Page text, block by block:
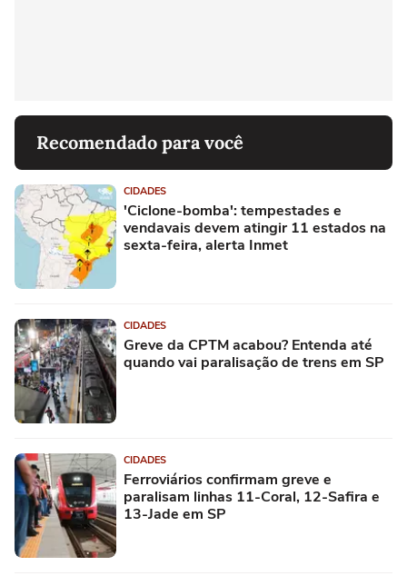
Recomendado para você
CIDADES
'Ciclone-bomba': tempestades e
vendavais devem atingir 11 estados na
sexta-feira, alerta Inmet
CIDADES
Greve da CPTM acabou? Entenda até
quando vai paralisação de trens em SP
CIDADES
Ferroviários confirmam greve e
paralisam linhas 11-Coral, 12-Safira e
13-Jade em SP